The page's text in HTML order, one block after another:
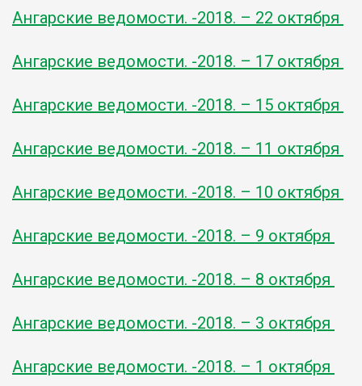
Ангарские ведомости. -2018. – 22 октября
Ангарские ведомости. -2018. – 17 октября
Ангарские ведомости. -2018. – 15 октября
Ангарские ведомости. -2018. – 11 октября
Ангарские ведомости. -2018. – 10 октября
Ангарские ведомости. -2018. – 9 октября
Ангарские ведомости. -2018. – 8 октября
Ангарские ведомости. -2018. – 3 октября
Ангарские ведомости. -2018. – 1 октября